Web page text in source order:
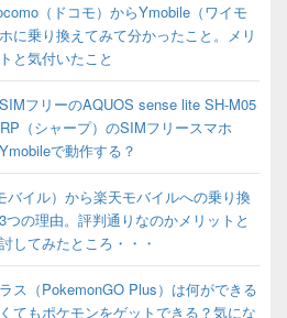
（ドコモ）からYmobile（ワイモ
に乗り換えてみて分かったこと。メリ
と気付いたこと
フリーのAQUOS sense lite SH-M05
（シャープ）のSIMフリースマホ
で動作する？
バイル）から楽天モバイルへの乗り換
つの理由。評判通りなのかメリットと
してみたところ・・・
ス（PokemonGO Plus）は何ができる
てもポケモンをゲットできる？気にな